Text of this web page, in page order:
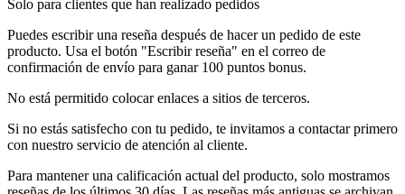
Solo para clientes que han realizado pedidos
Puedes escribir una reseña después de hacer un pedido de este
producto. Usa el botón "Escribir reseña" en el correo de
confirmación de envío para ganar 100 puntos bonus.
No está permitido colocar enlaces a sitios de terceros.
Si no estás satisfecho con tu pedido, te invitamos a contactar primero
con nuestro servicio de atención al cliente.
Para mantener una calificación actual del producto, solo mostramos